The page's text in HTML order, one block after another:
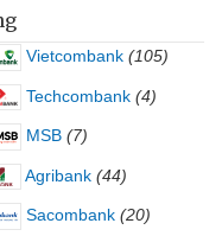
Vietcombank (105)
Techcombank (4)
MSB (7)
Agribank (44)
Sacombank (20)